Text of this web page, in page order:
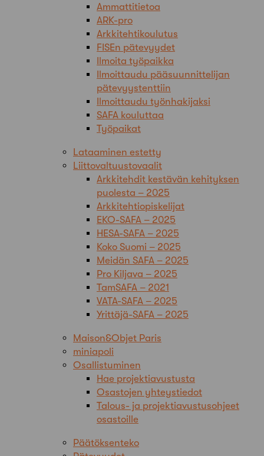
Ammattitietoa
ARK-pro
Arkkitehtikoulutus
FISEn pätevyydet
Ilmoita työpaikka
Ilmoittaudu pääsuunnittelijan
pätevyystenttiin
Ilmoittaudu työnhakijaksi
SAFA kouluttaa
Työpaikat
Lataaminen estetty
Liittovaltuustovaalit
Arkkitehdit kestävän kehityksen
puolesta – 2025
Arkkitehtiopiskelijat
EKO-SAFA – 2025
HESA-SAFA – 2025
Koko Suomi – 2025
Meidän SAFA – 2025
Pro Kiljava – 2025
TamSAFA – 2021
VATA-SAFA – 2025
Yrittäjä-SAFA – 2025
Maison&Objet Paris
miniapoli
Osallistuminen
Hae projektiavustusta
Osastojen yhteystiedot
Talous- ja projektiavustusohjeet
osastoille
Päätöksenteko